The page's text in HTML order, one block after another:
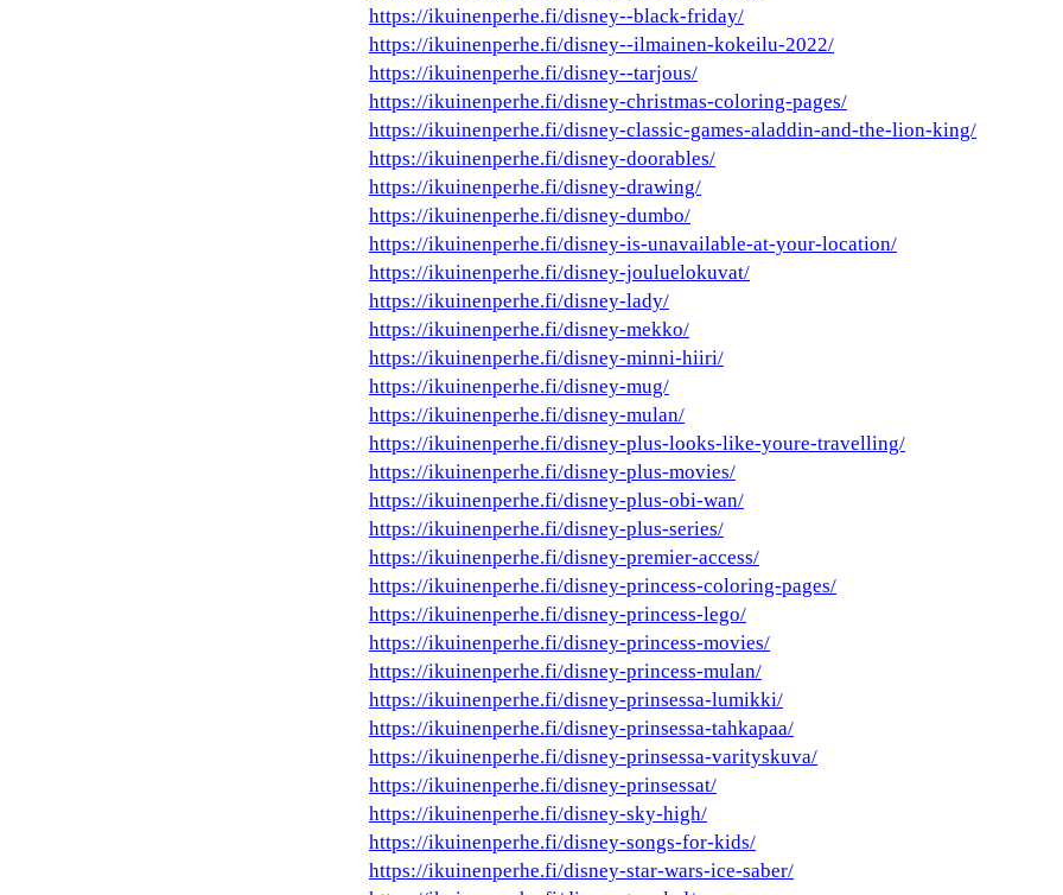
https://ikuinenperhe.fi/disney--black-friday/
https://ikuinenperhe.fi/disney--ilmainen-kokeilu-2022/
https://ikuinenperhe.fi/disney--tarjous/
https://ikuinenperhe.fi/disney-christmas-coloring-pages/
https://ikuinenperhe.fi/disney-classic-games-aladdin-and-the-lion-king/
https://ikuinenperhe.fi/disney-doorables/
https://ikuinenperhe.fi/disney-drawing/
https://ikuinenperhe.fi/disney-dumbo/
https://ikuinenperhe.fi/disney-is-unavailable-at-your-location/
https://ikuinenperhe.fi/disney-jouluelokuvat/
https://ikuinenperhe.fi/disney-lady/
https://ikuinenperhe.fi/disney-mekko/
https://ikuinenperhe.fi/disney-minni-hiiri/
https://ikuinenperhe.fi/disney-mug/
https://ikuinenperhe.fi/disney-mulan/
https://ikuinenperhe.fi/disney-plus-looks-like-youre-travelling/
https://ikuinenperhe.fi/disney-plus-movies/
https://ikuinenperhe.fi/disney-plus-obi-wan/
https://ikuinenperhe.fi/disney-plus-series/
https://ikuinenperhe.fi/disney-premier-access/
https://ikuinenperhe.fi/disney-princess-coloring-pages/
https://ikuinenperhe.fi/disney-princess-lego/
https://ikuinenperhe.fi/disney-princess-movies/
https://ikuinenperhe.fi/disney-princess-mulan/
https://ikuinenperhe.fi/disney-prinsessa-lumikki/
https://ikuinenperhe.fi/disney-prinsessa-tahkapaa/
https://ikuinenperhe.fi/disney-prinsessa-varityskuva/
https://ikuinenperhe.fi/disney-prinsessat/
https://ikuinenperhe.fi/disney-sky-high/
https://ikuinenperhe.fi/disney-songs-for-kids/
https://ikuinenperhe.fi/disney-star-wars-ice-saber/